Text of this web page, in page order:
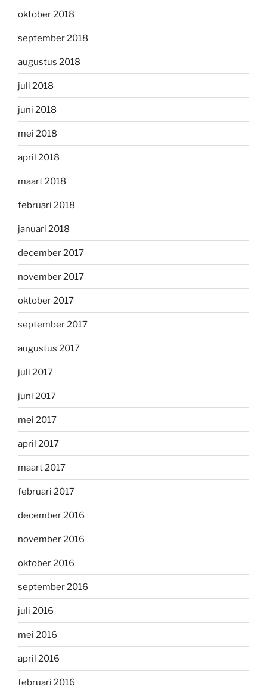
oktober 2018
september 2018
augustus 2018
juli 2018
juni 2018
mei 2018
april 2018
maart 2018
februari 2018
januari 2018
december 2017
november 2017
oktober 2017
september 2017
augustus 2017
juli 2017
juni 2017
mei 2017
april 2017
maart 2017
februari 2017
december 2016
november 2016
oktober 2016
september 2016
juli 2016
mei 2016
april 2016
februari 2016